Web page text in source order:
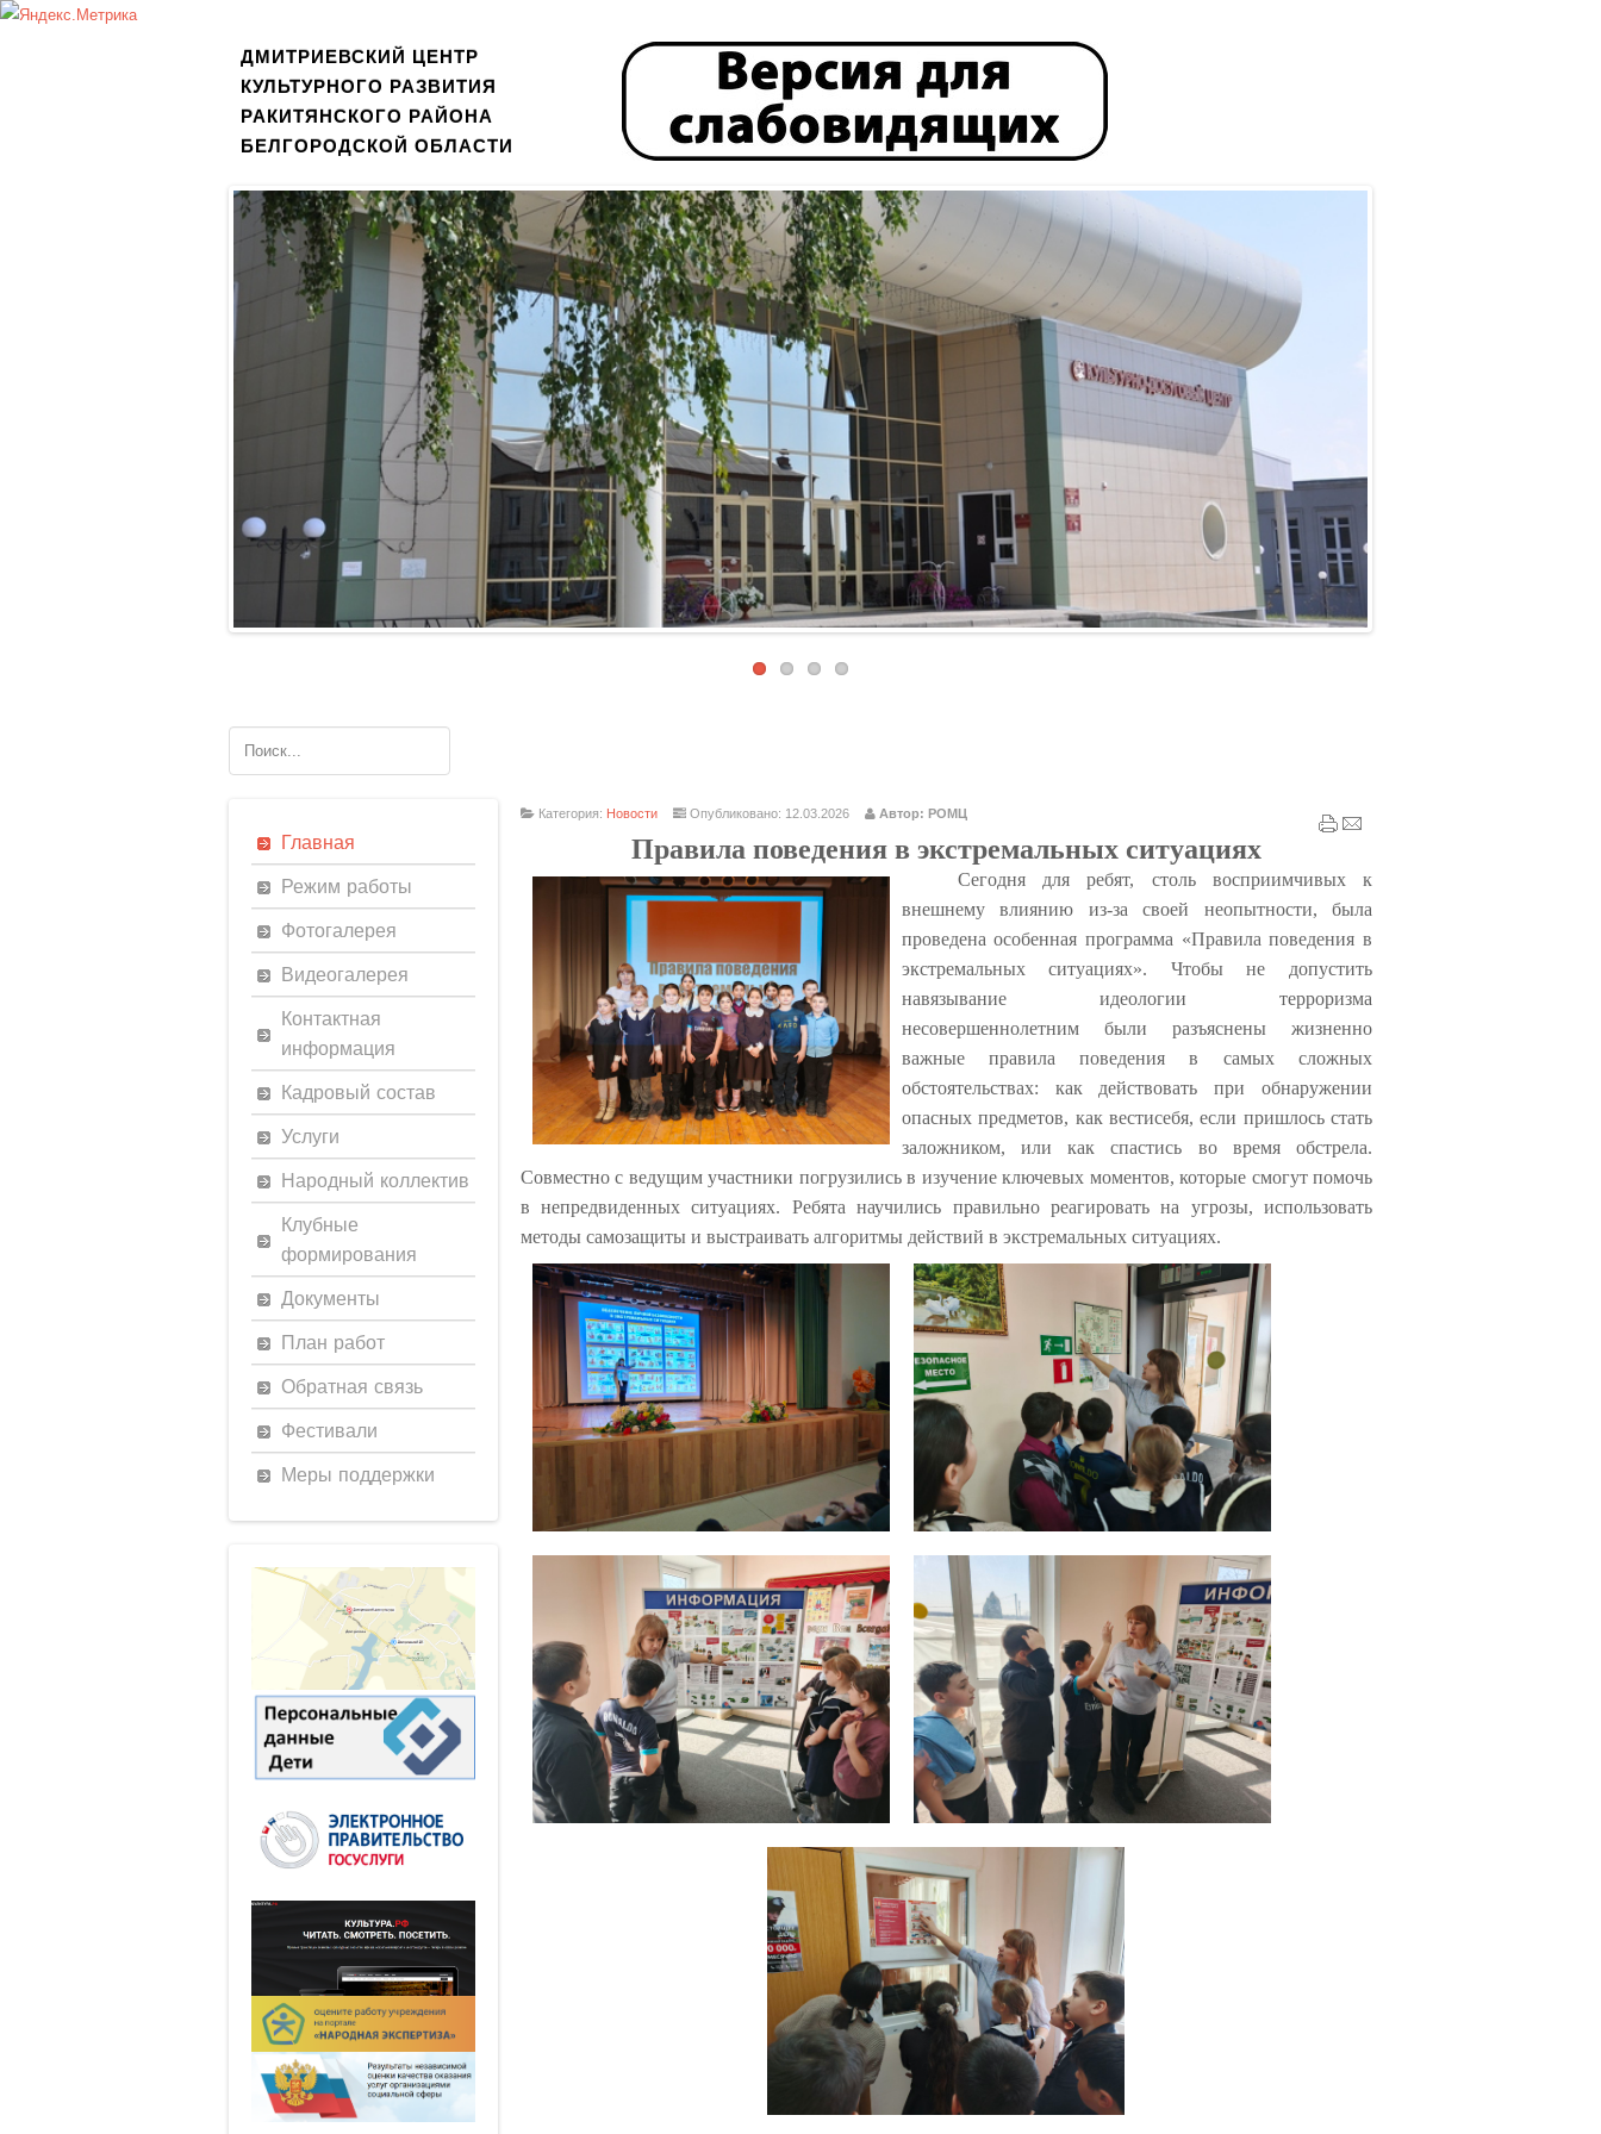
ДМИТРИЕВСКИЙ ЦЕНТР
КУЛЬТУРНОГО РАЗВИТИЯ
РАКИТЯНСКОГО РАЙОНА
БЕЛГОРОДСКОЙ ОБЛАСТИ
Главная
Режим работы
Фотогалерея
Видеогалерея
Контактная
информация
Кадровый состав
Услуги
Народный коллектив
Клубные
формирования
Документы
План работ
Обратная связь
Фестивали
Меры поддержки
Категория: Новости Опубликовано: 12.03.2026 Автор: РОМЦ
Правила поведения в экстремальных ситуациях
Сегодня для ребят, столь восприимчивых к
внешнему влиянию из-за своей неопытности, была
проведена особенная программа «Правила поведения в
экстремальных ситуациях». Чтобы не допустить
навязывание идеологии терроризма
несовершеннолетним были разъяснены жизненно
важные правила поведения в самых сложных
обстоятельствах: как действовать при обнаружении
опасных предметов, как вестисебя, если пришлось стать
заложником, или как спастись во время обстрела.
Совместно с ведущим участники погрузилисьв изучение ключевых моментов, которые смогут помочь
в непредвиденных ситуациях. Ребята научились правильно реагировать на угрозы, использовать
методы самозащиты и выстраивать алгоритмы действий в экстремальных ситуациях.